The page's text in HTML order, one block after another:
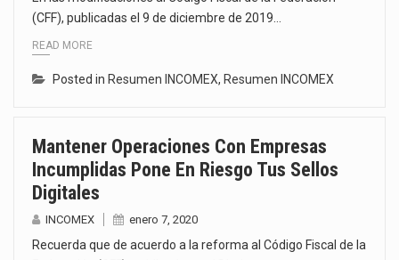
Los créditos fiscales determinados a empresas IMMEX rara vez nacen de una interpretación equivocada de…
La inversión fija bruta en México registró un aumento de 1.1% interanual en mayo de…
El Departamento de Agricultura de Estados Unidos (USDA) suspendió el 5 de agosto de 2026…
(CFF), publicadas el 9 de diciembre de 2019…
READ MORE
Posted in Resumen INCOMEX, Resumen INCOMEX
Mantener Operaciones Con Empresas
Incumplidas Pone En Riesgo Tus Sellos
Digitales
INCOMEX enero 7, 2020
Recuerda que de acuerdo a la reforma al Código Fiscal de la